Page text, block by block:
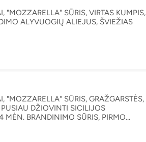
"MOZZARELLA" SŪRIS, VIRTAS KUMPIS,
ALYVUOGIŲ ALIEJUS, ŠVIEŽIAS
"MOZZARELLA" SŪRIS, GRAŽGARSTĖS,
DŽIOVINTI SICILIJOS
MĖN. BRANDINIMO SŪRIS, PIRMO